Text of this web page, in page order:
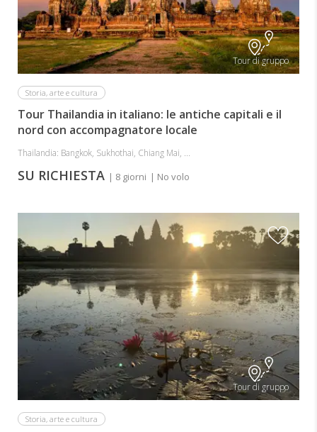
Tour di gruppo
Storia, arte e cultura
Tour Thailandia in italiano: le antiche capitali e il
nord con accompagnatore locale
Thailandia: Bangkok, Sukhothai, Chiang Mai, ...
SU RICHIESTA | 8 giorni | No volo
Tour di gruppo
Storia, arte e cultura